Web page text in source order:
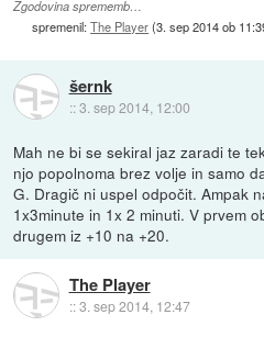
Zgodovina sprememb…
spremenil:The Player(3. sep 2014 ob
šernk
::3. sep 2014, 12:00
Mah ne bi se sekiral jaz zaradi te
njo popolnoma brez volje in samo
G. Dragič ni uspel odpočit. Ampak
1x3minute in 1x 2 minuti. V prvem
drugem iz +10 na +20.
The Player
::3. sep 2014, 12:47